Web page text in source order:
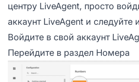
центру LiveAgent, просто
аккаунт LiveAgent и следуйте
Войдите в свой аккаунт
Перейдите в раздел Номера